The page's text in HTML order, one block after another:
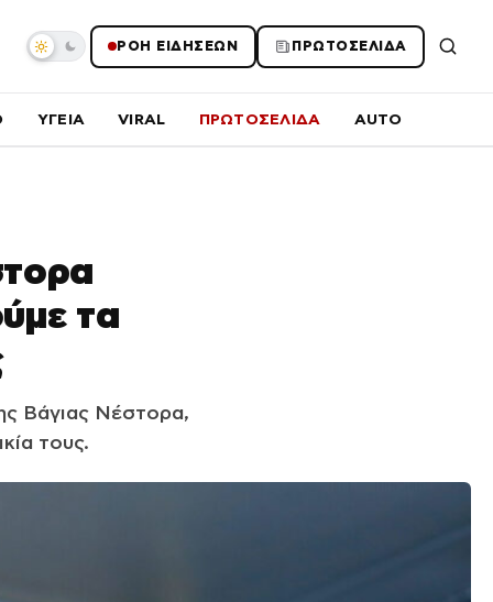
ΡΟΗ ΕΙΔΗΣΕΩΝ ΠΡΩΤΟΣΕΛΙΔΑ
ΥΓΕΙΑ VIRAL ΠΡΩΤΟΣΕΛΙΔΑ AUTO
τα
Βάγιας Νέστορα,
τους.